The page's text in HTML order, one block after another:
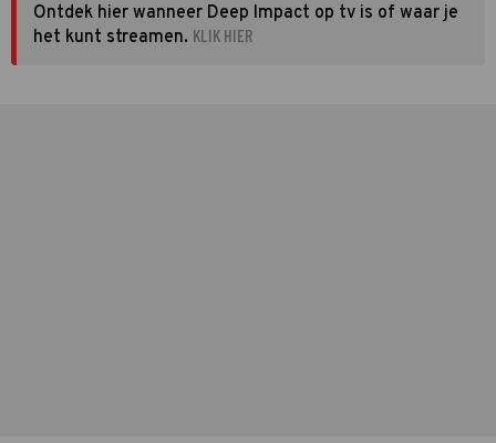
Ontdek hier wanneer Deep Impact op tv is of waar je
het kunt streamen. KLIK HIER